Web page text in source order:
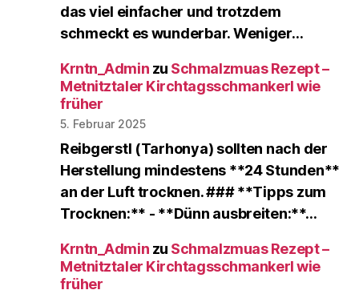
das viel einfacher und trotzdem
schmeckt es wunderbar. Weniger…
Krntn_Admin zu Schmalzmuas Rezept –
Metnitztaler Kirchtagsschmankerl wie
früher
5. Februar 2025
Reibgerstl (Tarhonya) sollten nach der
Herstellung mindestens **24 Stunden**
an der Luft trocknen. ### **Tipps zum
Trocknen:** - **Dünn ausbreiten:**…
Krntn_Admin zu Schmalzmuas Rezept –
Metnitztaler Kirchtagsschmankerl wie
früher